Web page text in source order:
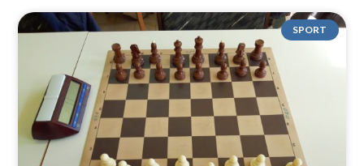
SPORT